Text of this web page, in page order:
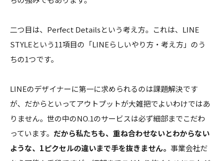
二つ目は、Perfect Detailsという考え方。これは、LINE
STYLEという11項目の「LINEらしいやり方・考え方」のう
ちの1つです。
LINEのデザイナーに第一に求められるのは課題解決です
が、だからといってアウトプットが大雑把でよいわけではあ
りません。世の中のNO.1のサービスは必ず細部までこだわ
っています。 だから私たちも、重ね合わせないとわからない
ような、1ピクセルの違いまで手を抜きません。 事業会社だ